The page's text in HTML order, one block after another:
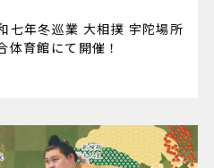
七年冬巡業 大相撲 宇陀場所
育館にて開催！